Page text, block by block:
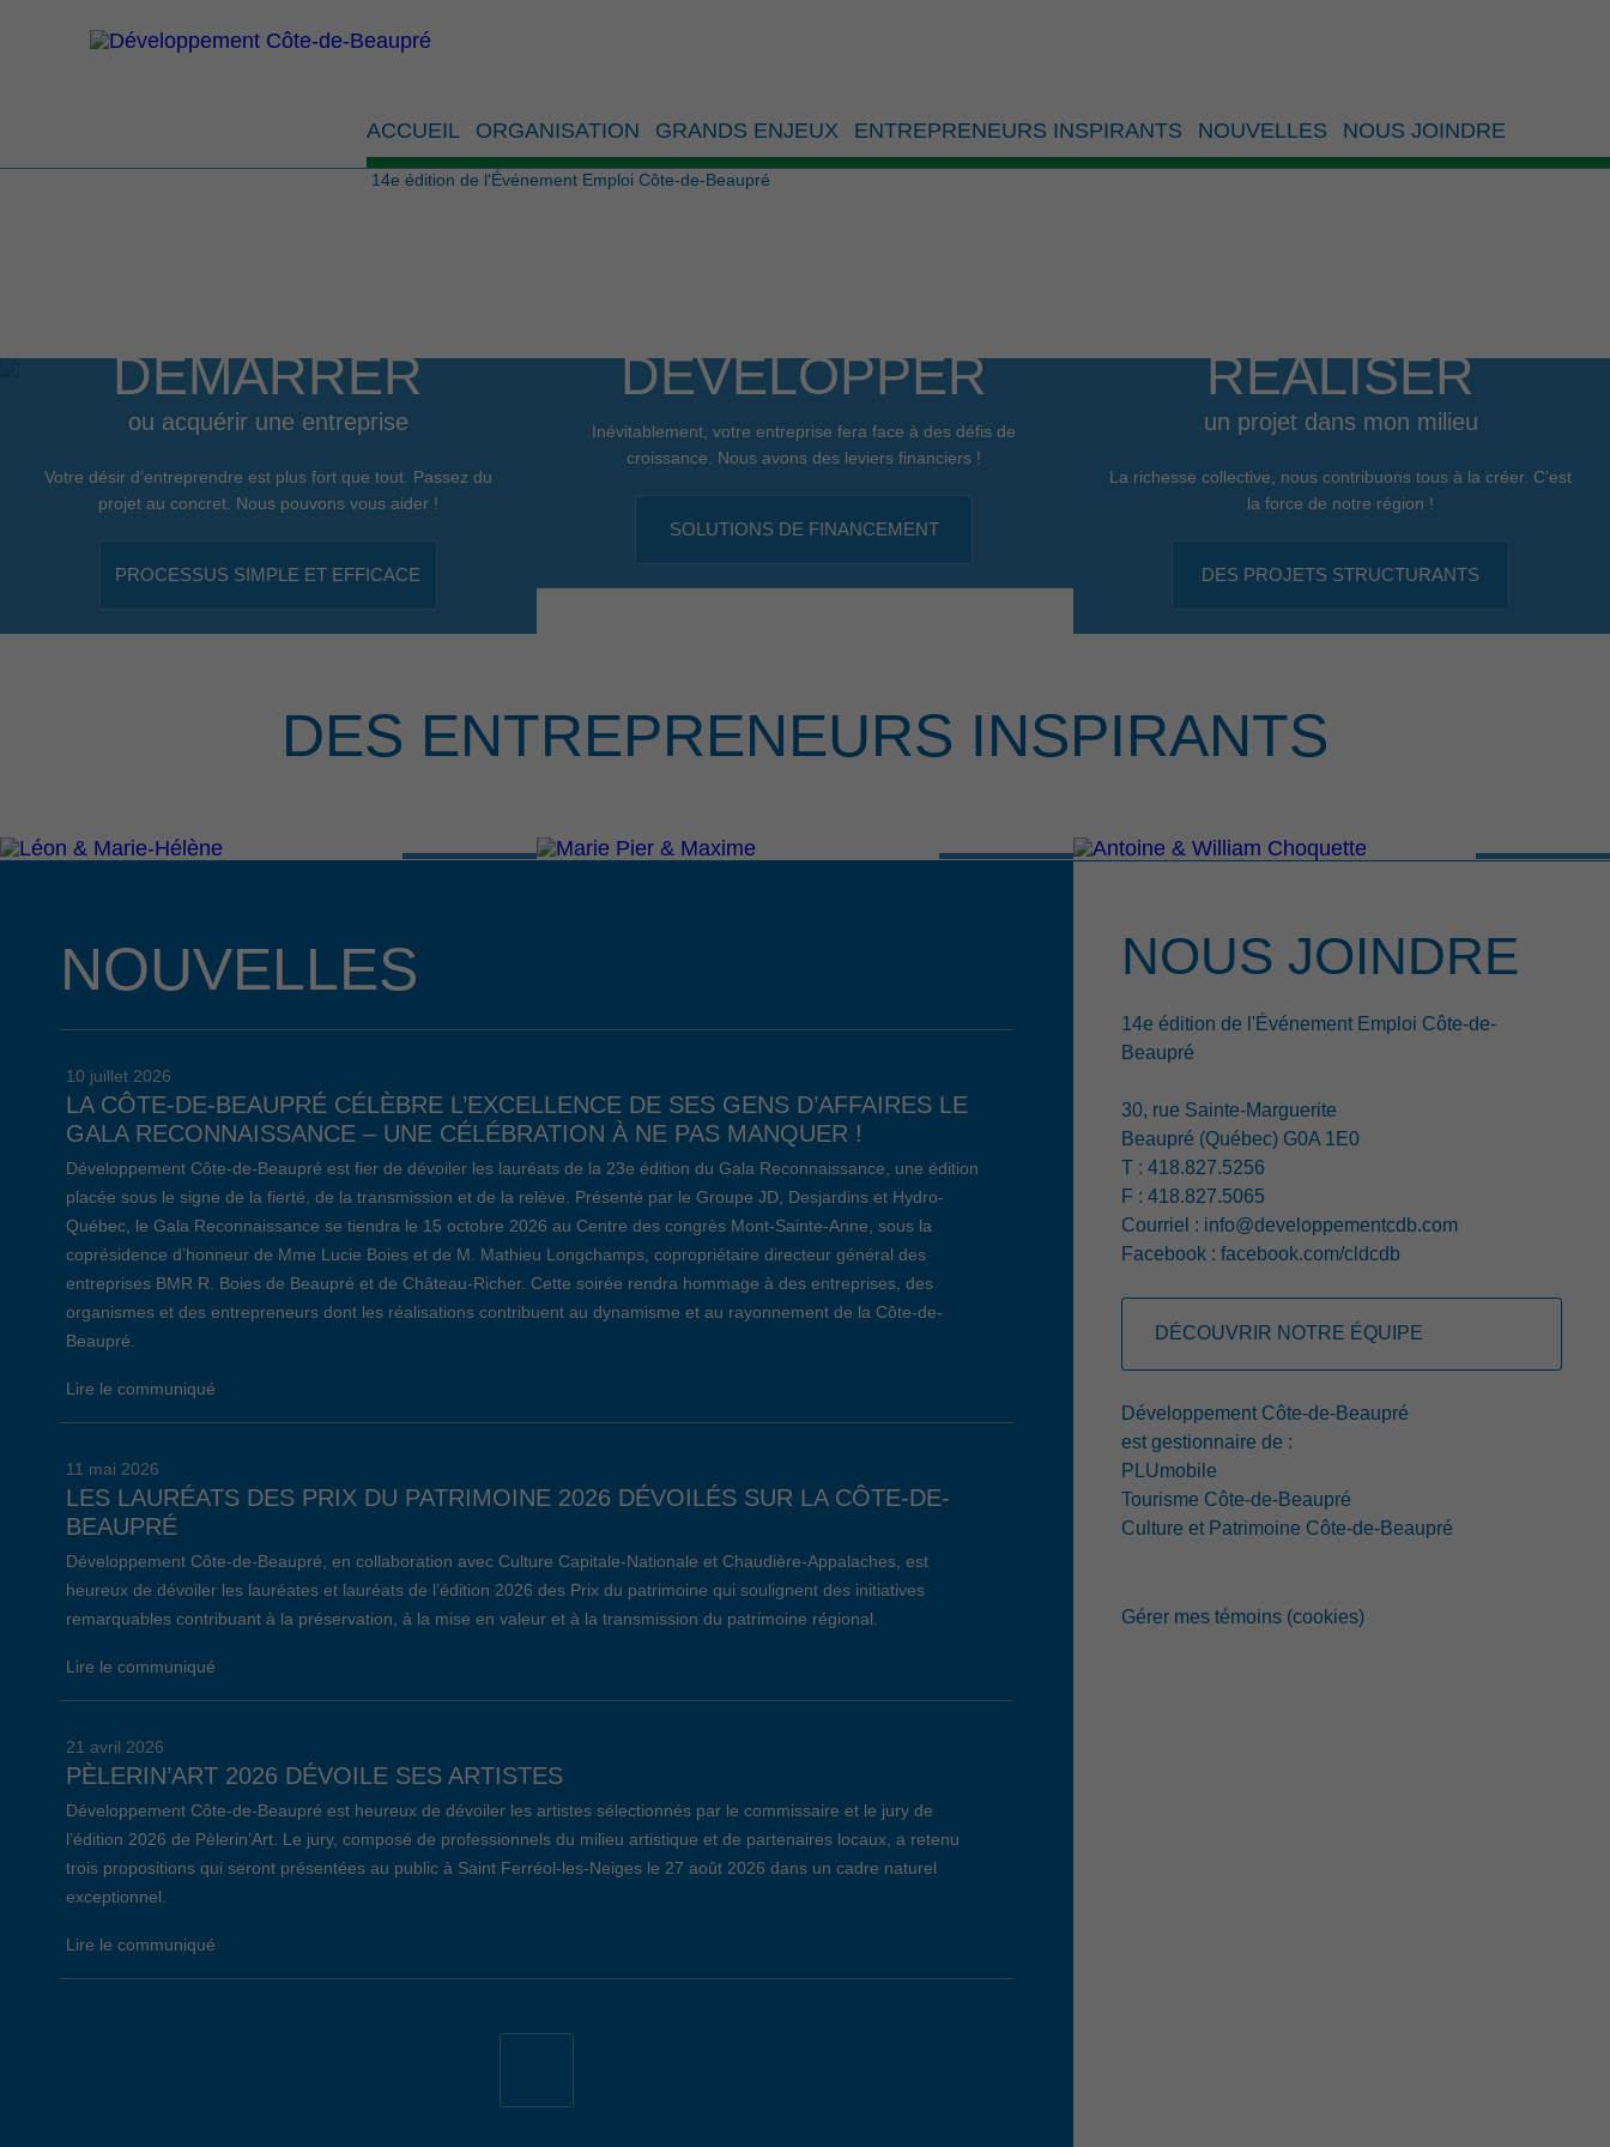
ACCUEIL ORGANISATION GRANDS ENJEUX ENTREPRENEURS INSPIRANTS NOUVELLES NOUS JOINDRE
14e édition de l'Événement Emploi Côte-de-Beaupré
DÉMARRER
ou acquérir une entreprise
Votre désir d’entreprendre est plus fort que tout. Passez du
projet au concret. Nous pouvons vous aider !
PROCESSUS SIMPLE ET EFFICACE
DÉVELOPPER
Inévitablement, votre entreprise fera face à des défis de
croissance. Nous avons des leviers financiers !
SOLUTIONS DE FINANCEMENT
RÉALISER
un projet dans mon milieu
La richesse collective, nous contribuons tous à la créer. C’est
la force de notre région !
DES PROJETS STRUCTURANTS
DES ENTREPRENEURS INSPIRANTS
NOUVELLES
10 juillet 2026
LA CÔTE-DE-BEAUPRÉ CÉLÈBRE L’EXCELLENCE DE SES GENS D’AFFAIRES LE
GALA RECONNAISSANCE – UNE CÉLÉBRATION À NE PAS MANQUER !
Développement Côte-de-Beaupré est fier de dévoiler les lauréats de la 23e édition du Gala Reconnaissance, une édition
placée sous le signe de la fierté, de la transmission et de la relève. Présenté par le Groupe JD, Desjardins et Hydro-
Québec, le Gala Reconnaissance se tiendra le 15 octobre 2026 au Centre des congrès Mont-Sainte-Anne, sous la
coprésidence d’honneur de Mme Lucie Boies et de M. Mathieu Longchamps, copropriétaire directeur général des
entreprises BMR R. Boies de Beaupré et de Château-Richer. Cette soirée rendra hommage à des entreprises, des
organismes et des entrepreneurs dont les réalisations contribuent au dynamisme et au rayonnement de la Côte-de-
Beaupré.
Lire le communiqué
11 mai 2026
LES LAURÉATS DES PRIX DU PATRIMOINE 2026 DÉVOILÉS SUR LA CÔTE-DE-
BEAUPRÉ
Développement Côte-de-Beaupré, en collaboration avec Culture Capitale-Nationale et Chaudière-Appalaches, est
heureux de dévoiler les lauréates et lauréats de l’édition 2026 des Prix du patrimoine qui soulignent des initiatives
remarquables contribuant à la préservation, à la mise en valeur et à la transmission du patrimoine régional.
Lire le communiqué
21 avril 2026
PÈLERIN’ART 2026 DÉVOILE SES ARTISTES
Développement Côte-de-Beaupré est heureux de dévoiler les artistes sélectionnés par le commissaire et le jury de
l’édition 2026 de Pèlerin’Art. Le jury, composé de professionnels du milieu artistique et de partenaires locaux, a retenu
trois propositions qui seront présentées au public à Saint Ferréol-les-Neiges le 27 août 2026 dans un cadre naturel
exceptionnel.
Lire le communiqué
NOUS JOINDRE
14e édition de l'Événement Emploi Côte-de-
Beaupré
30, rue Sainte-Marguerite
Beaupré (Québec) G0A 1E0
T : 418.827.5256
F : 418.827.5065
Courriel : info@developpementcdb.com
Facebook : facebook.com/cldcdb
DÉCOUVRIR NOTRE ÉQUIPE
Développement Côte-de-Beaupré
est gestionnaire de :
PLUmobile
Tourisme Côte-de-Beaupré
Culture et Patrimoine Côte-de-Beaupré
Gérer mes témoins (cookies)